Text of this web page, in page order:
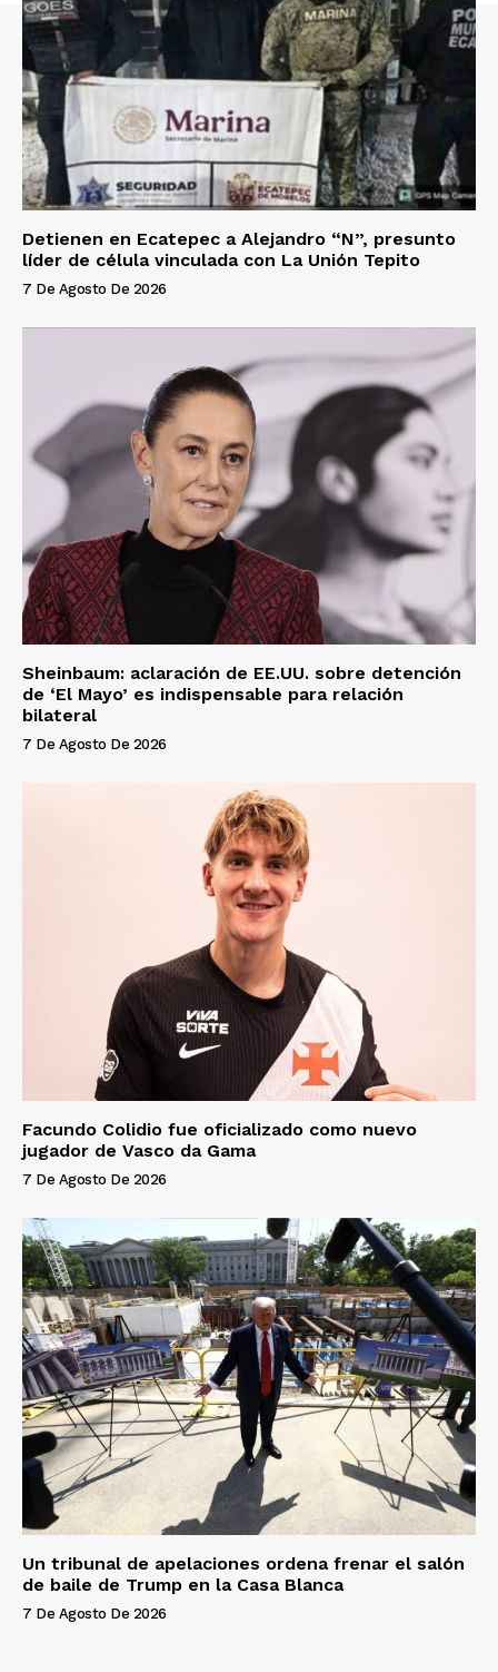
Detienen en Ecatepec a Alejandro “N”, presunto
líder de célula vinculada con La Unión Tepito
7 De Agosto De 2026
Sheinbaum: aclaración de EE.UU. sobre detención
de ‘El Mayo’ es indispensable para relación
bilateral
7 De Agosto De 2026
Facundo Colidio fue oficializado como nuevo
jugador de Vasco da Gama
7 De Agosto De 2026
Un tribunal de apelaciones ordena frenar el salón
de baile de Trump en la Casa Blanca
7 De Agosto De 2026